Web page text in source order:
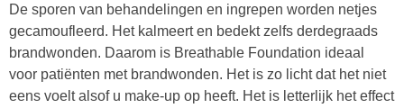
De sporen van behandelingen en ingrepen worden netjes
gecamoufleerd. Het kalmeert en bedekt zelfs derdegraads
brandwonden. Daarom is Breathable Foundation ideaal
voor patiënten met brandwonden. Het is zo licht dat het niet
eens voelt alsof u make-up op heeft. Het is letterlijk het effect